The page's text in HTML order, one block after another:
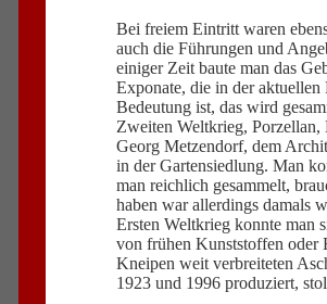
Bei freiem Eintritt waren
auch die Führungen und
einiger Zeit baute man das
Exponate, die in der
Bedeutung ist, das wird
Zweiten Weltkrieg, Porzellan,
Georg Metzendorf, dem
in der Gartensiedlung. Man
man reichlich gesammelt,
haben war allerdings damals
Ersten Weltkrieg konnte man
von frühen Kunststoffen oder
Kneipen weit verbreiteten
1923 und 1996 produziert,